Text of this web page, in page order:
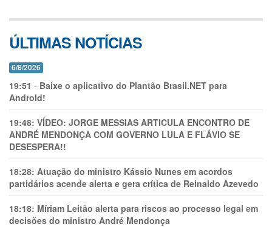
ÚLTIMAS NOTÍCIAS
6/8/2026
19:51 - Baixe o aplicativo do Plantão Brasil.NET para
Android!
19:48: VÍDEO: JORGE MESSIAS ARTICULA ENCONTRO DE
ANDRÉ MENDONÇA COM GOVERNO LULA E FLÁVIO SE
DESESPERA!!
18:28: Atuação do ministro Kássio Nunes em acordos
partidários acende alerta e gera crítica de Reinaldo Azevedo
18:18: Míriam Leitão alerta para riscos ao processo legal em
decisões do ministro André Mendonça